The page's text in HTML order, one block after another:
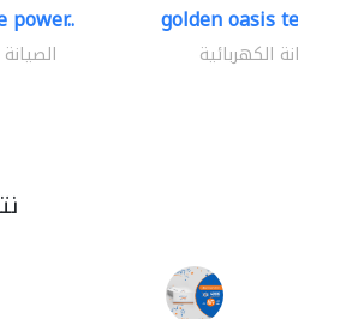
golden oasis
الصيانة الكهربائية